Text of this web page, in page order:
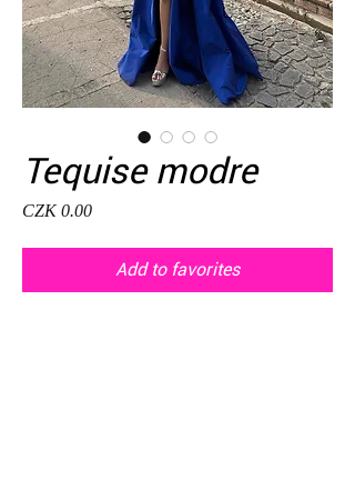
Tequise modre
CZK 0.00Price
Add to favorites